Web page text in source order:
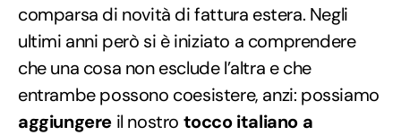
comparsa di novità di fattura estera. Negli
ultimi anni però si è iniziato a comprendere
che una cosa non esclude l’altra e che
entrambe possono coesistere, anzi: possiamo
aggiungere il nostro tocco italiano a